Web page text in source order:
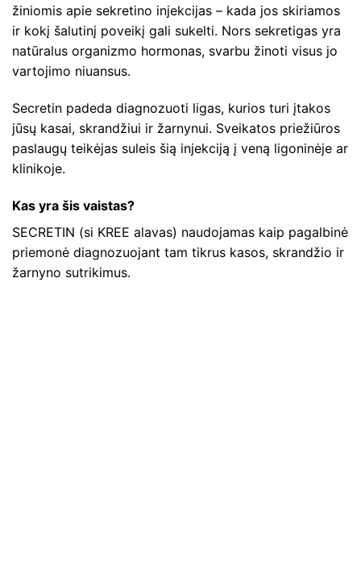
žiniomis apie sekretino injekcijas – kada jos skiriamos
ir kokį šalutinį poveikį gali sukelti. Nors sekretigas yra
natūralus organizmo hormonas, svarbu žinoti visus jo
vartojimo niuansus.
Secretin padeda diagnozuoti ligas, kurios turi įtakos
jūsų kasai, skrandžiui ir žarnynui. Sveikatos priežiūros
paslaugų teikėjas suleis šią injekciją į veną ligoninėje ar
klinikoje.
Kas yra šis vaistas?
SECRETIN (si KREE alavas) naudojamas kaip pagalbinė
priemonė diagnozuojant tam tikrus kasos, skrandžio ir
žarnyno sutrikimus.